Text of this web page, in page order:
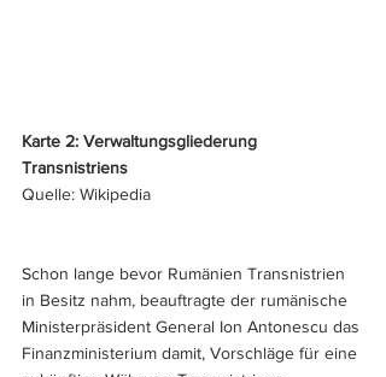
Karte 2: Verwaltungsgliederung
Transnistriens
Quelle: Wikipedia
Schon lange bevor Rumänien Transnistrien
in Besitz nahm, beauftragte der rumänische
Ministerpräsident General Ion Antonescu das
Finanzministerium damit, Vorschläge für eine